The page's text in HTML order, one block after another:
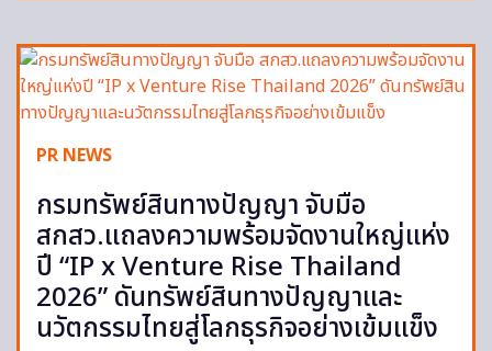
PR NEWS
กรมทรัพย์สินทางปัญญา จับมือ
สกสว.แถลงความพร้อมจัดงานใหญ่แห่ง
ปี “IP x Venture Rise Thailand
2026” ดันทรัพย์สินทางปัญญาและ
นวัตกรรมไทยสู่โลกธุรกิจอย่างเข้มแข็ง